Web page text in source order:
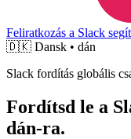
Feliratkozás a Slack
🇩🇰 Dansk • dán
Slack fordítás globális
Fordítsd le a
dán-ra.